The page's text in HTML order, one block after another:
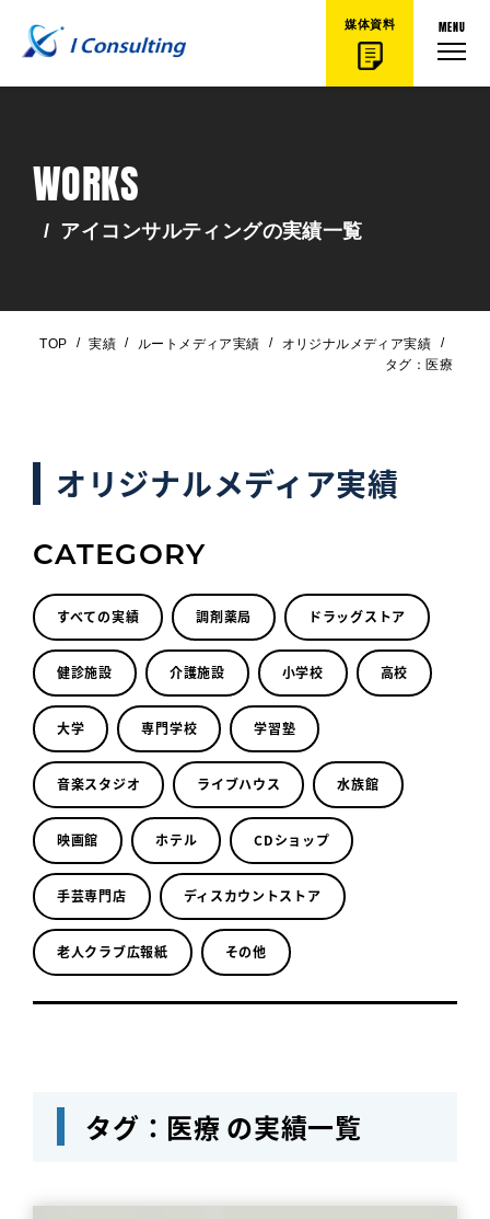
媒体資料 MENU
WORKS
/ アイコンサルティングの実績一覧
TOP / 実績 / ルートメディア実績 / オリジナルメディア実績
/
タグ：医療
オリジナルメディア実績
CATEGORY
すべての実績 調剤薬局 ドラッグストア
健診施設 介護施設 小学校 高校
大学 専門学校 学習塾
音楽スタジオ ライブハウス 水族館
映画館 ホテル CDショップ
手芸専門店 ディスカウントストア
老人クラブ広報紙 その他
タグ：医療 の実績一覧